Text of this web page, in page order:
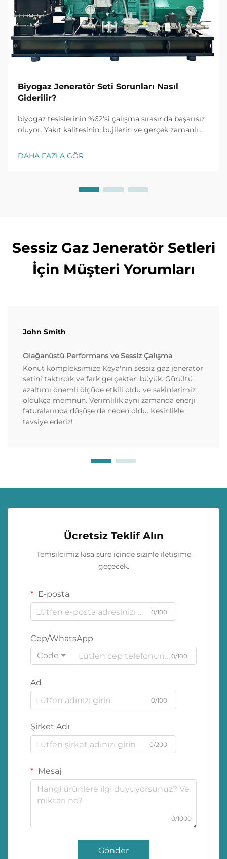
Biyogaz Jeneratör Seti Sorunları Nasıl
Giderilir?
biyogaz tesislerinin %62'si çalışma sırasında başarısız
oluyor. Yakıt kalitesinin, bujilerin ve gerçek zamanlı
keşfedin. Şimdi eksiksiz sorun giderme kılavuzunu
edinin.
DAHA FAZLA GÖR
Sessiz Gaz Jeneratör Setleri
İçin Müşteri Yorumları
John Smith
Olağanüstü Performans ve Sessiz Çalışma
Konut kompleksimize Keya'nın sessiz gaz jeneratör
setini taktırdık ve fark gerçekten büyük. Gürültü
azaltımı önemli ölçüde etkili oldu ve sakinlerimiz
oldukça memnun. Verimlilik aynı zamanda enerji
faturalarında düşüşe de neden oldu. Kesinlikle
tavsiye ederiz!
Ücretsiz Teklif Alın
Temsilcimiz kısa süre içinde sizinle iletişime
geçecek.
E-posta
0/100
Cep/WhatsApp
Code
0/100
Ad
0/100
Şirket Adı
0/200
Mesaj
0/1000
Gönder